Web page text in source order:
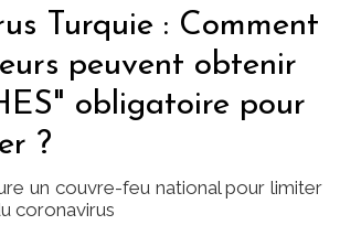
Turquie : Comment
peuvent obtenir
obligatoire pour
?
un couvre-feu national pour limiter
coronavirus